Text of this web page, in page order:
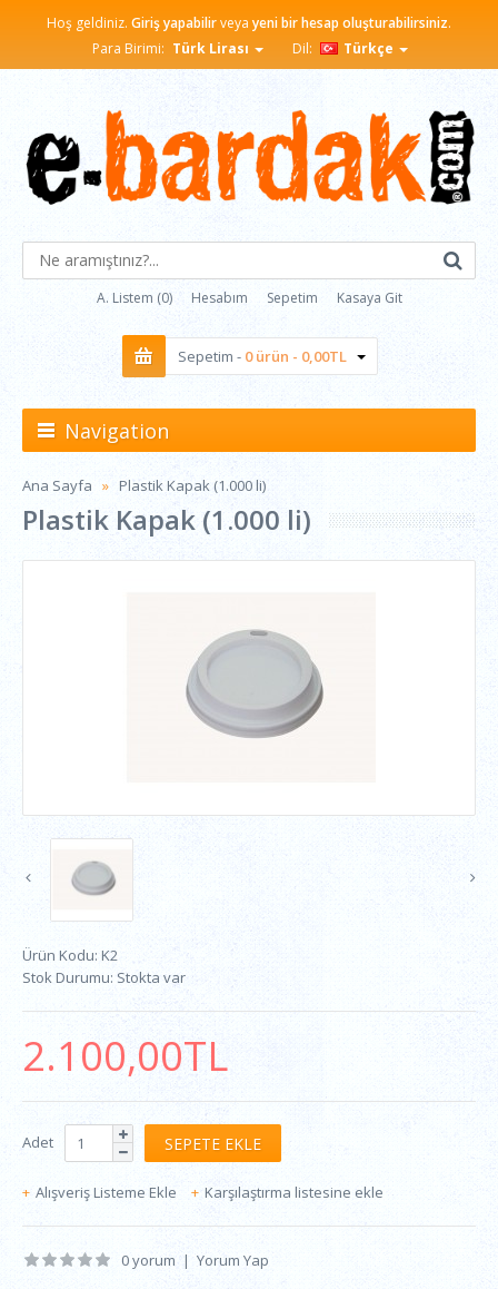
Hoş geldiniz. Giriş yapabilirveyayeni bir hesap oluşturabilirsiniz.
Para Birimi: Türk Lirası Dil: Türkçe
A. Listem (0) Hesabım Sepetim Kasaya Git
Sepetim - 0 ürün - 0,00TL
Navigation
Ana Sayfa Plastik Kapak (1.000 li)
Plastik Kapak (1.000 li)
Ürün Kodu: K2
Stok Durumu: Stokta var
2.100,00TL
Adet
Alışveriş Listeme Ekle Karşılaştırma listesine ekle
0 yorum | Yorum Yap